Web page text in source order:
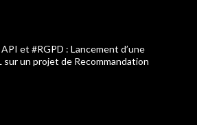
et #RGPD : Lancement d’une
un projet de Recommandation